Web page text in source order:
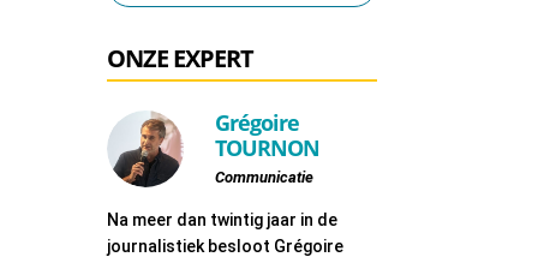
ONZE EXPERT
Grégoire
TOURNON
Communicatie
Na meer dan twintig jaar in de
journalistiek besloot Grégoire